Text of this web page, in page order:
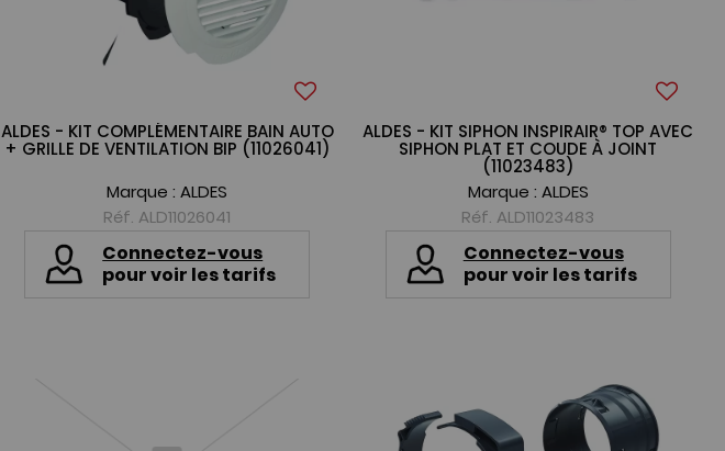
ALDES - KIT COMPLÉMENTAIRE BAIN AUTO
+ GRILLE DE VENTILATION BIP (11026041)
Marque :ALDES
Réf. ALD11026041
Connectez-vous
pour voir les tarifs
ALDES - KIT SIPHON INSPIRAIR® TOP AVEC
SIPHON PLAT ET COUDE À JOINT
(11023483)
Marque : ALDES
Réf. ALD11023483
Connectez-vous
pour voir les tarifs